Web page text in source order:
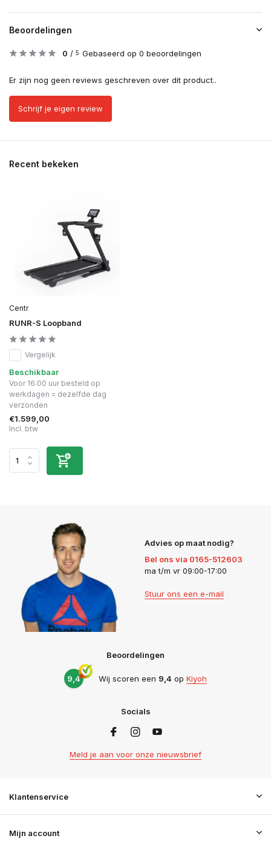
Beoordelingen
0 / 5 Gebaseerd op 0 beoordelingen
Er zijn nog geen reviews geschreven over dit product..
Schrijf je eigen review
Recent bekeken
Centr
RUNR-S Loopband
Vergelijk
Beschikbaar
Voor 16:00 uur besteld op
werkdagen = dezelfde dag
verzonden
€1.599,00
Incl. btw
Advies op maat nodig?
Bel ons via 0165-512603
ma t/m vr 09:00-17:00
Stuur ons een e-mail
Beoordelingen
9,4 Wij scoren een 9,4 op Kiyoh
Socials
Meld je aan voor onze nieuwsbrief
Klantenservice
Mijn account